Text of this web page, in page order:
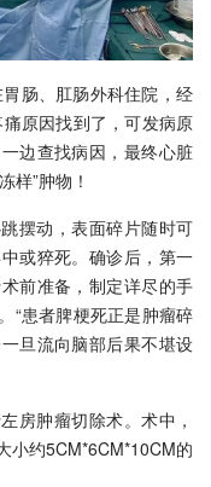
肠、肛肠外科住院，经
原因找到了，可发病原
边查找病因，最终心脏
样”肿物！
摆动，表面碎片随时可
或猝死。确诊后，第一
前准备，制定详尽的手
“患者脾梗死正是肿瘤碎
旦流向脑部后果不堪设
房肿瘤切除术。术中，
小约5CM*6CM*10CM的